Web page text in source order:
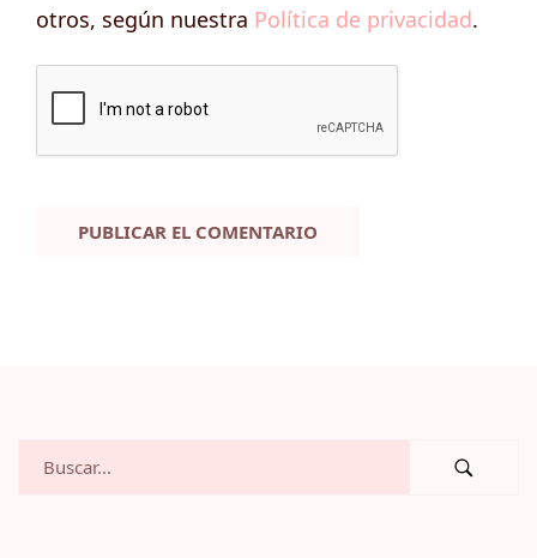
otros, según nuestra Política de privacidad.